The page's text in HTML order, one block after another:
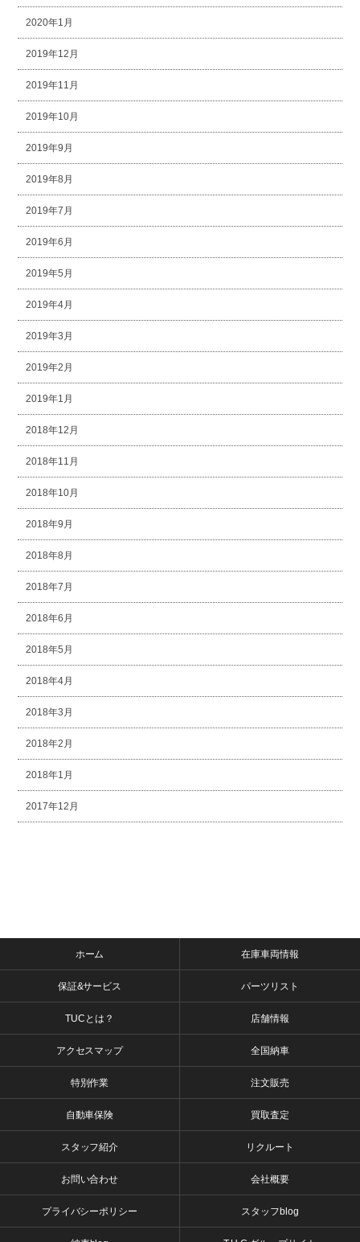
2020年1月
2019年12月
2019年11月
2019年10月
2019年9月
2019年8月
2019年7月
2019年6月
2019年5月
2019年4月
2019年3月
2019年2月
2019年1月
2018年12月
2018年11月
2018年10月
2018年9月
2018年8月
2018年7月
2018年6月
2018年5月
2018年4月
2018年3月
2018年2月
2018年1月
2017年12月
ホーム 在庫車両情報
保証&サービス パーツリスト
TUCとは？ 店舗情報
アクセスマップ 全国納車
特別作業 注文販売
自動車保険 買取査定
スタッフ紹介 リクルート
お問い合わせ 会社概要
プライバシーポリシー スタッフblog